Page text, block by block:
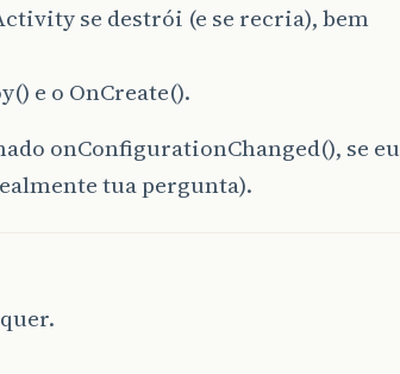
se destrói (e se recria), bem
e o OnCreate().
onConfigurationChanged(), se eu
tua pergunta).